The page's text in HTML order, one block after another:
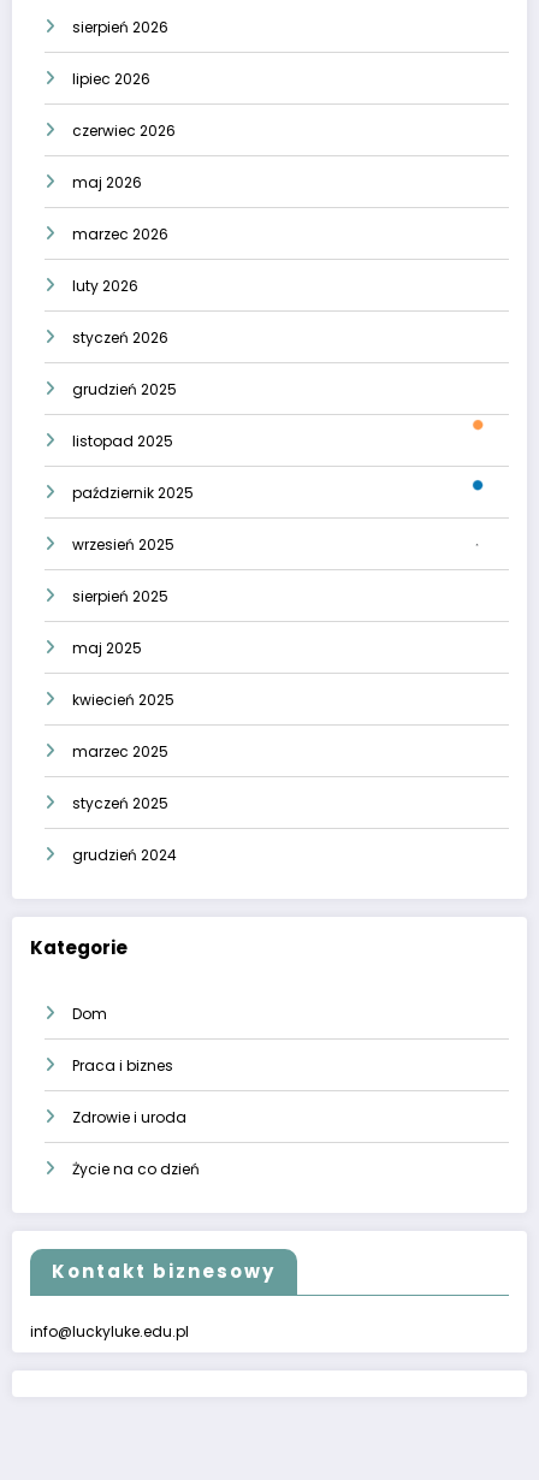
sierpień 2026
lipiec 2026
czerwiec 2026
maj 2026
marzec 2026
luty 2026
styczeń 2026
grudzień 2025
listopad 2025
październik 2025
wrzesień 2025
sierpień 2025
maj 2025
kwiecień 2025
marzec 2025
styczeń 2025
grudzień 2024
Kategorie
Dom
Praca i biznes
Zdrowie i uroda
Życie na co dzień
Kontakt biznesowy
info@luckyluke.edu.pl